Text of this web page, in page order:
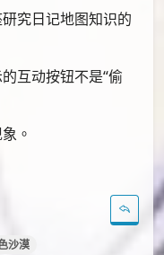
究日记地图知识的
互动按钮不是“偷
。
沙漠